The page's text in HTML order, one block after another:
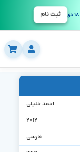
ثبت نام
احمد خلیلی
2012
فارسی